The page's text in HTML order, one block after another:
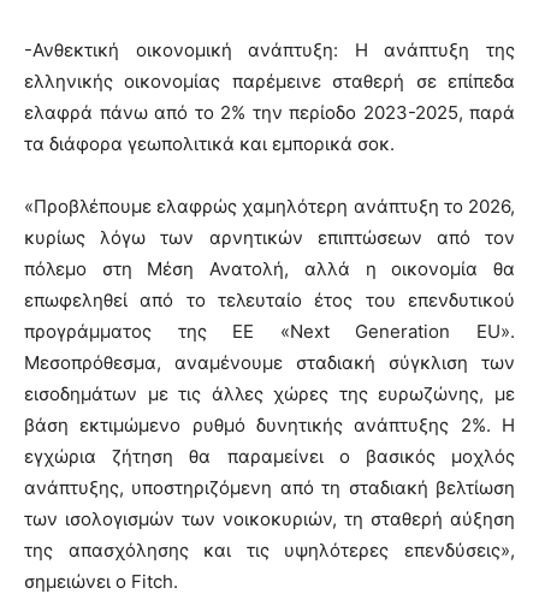
-Ανθεκτική οικονομική ανάπτυξη: Η ανάπτυξη της
ελληνικής οικονομίας παρέμεινε σταθερή σε επίπεδα
ελαφρά πάνω από το 2% την περίοδο 2023-2025, παρά
τα διάφορα γεωπολιτικά και εμπορικά σοκ.
«Προβλέπουμε ελαφρώς χαμηλότερη ανάπτυξη το 2026,
κυρίως λόγω των αρνητικών επιπτώσεων από τον
πόλεμο στη Μέση Ανατολή, αλλά η οικονομία θα
επωφεληθεί από το τελευταίο έτος του επενδυτικού
προγράμματος της ΕΕ «Next Generation EU».
Μεσοπρόθεσμα, αναμένουμε σταδιακή σύγκλιση των
εισοδημάτων με τις άλλες χώρες της ευρωζώνης, με
βάση εκτιμώμενο ρυθμό δυνητικής ανάπτυξης 2%. Η
εγχώρια ζήτηση θα παραμείνει ο βασικός μοχλός
ανάπτυξης, υποστηριζόμενη από τη σταδιακή βελτίωση
των ισολογισμών των νοικοκυριών, τη σταθερή αύξηση
της απασχόλησης και τις υψηλότερες επενδύσεις»,
σημειώνει ο Fitch.